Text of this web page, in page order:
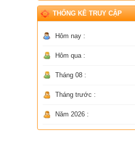
THỐNG KÊ TRUY CẬP
Hôm nay :
Hôm qua :
Tháng 08 :
Tháng trước :
Năm 2026 :